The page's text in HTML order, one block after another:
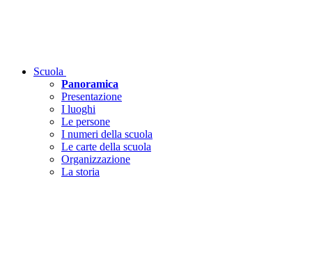
Scuola
Panoramica
Presentazione
I luoghi
Le persone
I numeri della scuola
Le carte della scuola
Organizzazione
La storia